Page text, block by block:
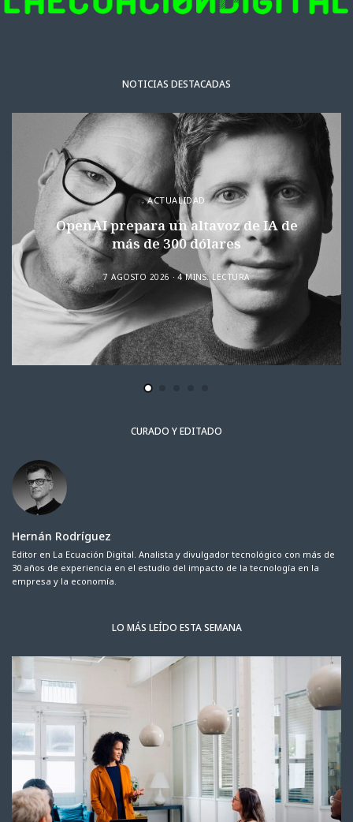
NOTICIAS DESTACADAS
ACTUALIDAD
OpenAI prepara un altavoz de IA de
más de 300 dólares
7 AGOSTO 2026 4 MINS. LECTURA
CURADO Y EDITADO
Hernán Rodríguez
Editor en La Ecuación Digital. Analista y divulgador tecnológico con más de
30 años de experiencia en el estudio del impacto de la tecnología en la
empresa y la economía.
LO MÁS LEÍDO ESTA SEMANA